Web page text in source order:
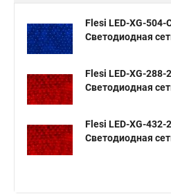
Flesi LED-XG-504-
Светодиодная
Flesi LED-XG-288-
Светодиодная
Flesi LED-XG-432-
Светодиодная